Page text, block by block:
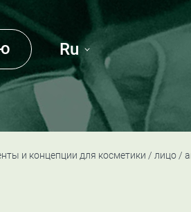
Ru
и концепции для косметики лицо